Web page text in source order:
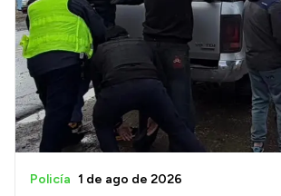
Policía 1 de ago de 2026